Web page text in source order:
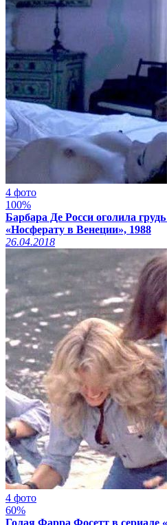
4 фото
100%
Барбара Де Росси оголила
«Носферату в Венеции», 1988
26.04.2018
4 фото
60%
Голая Фарра Фосетт в сериале